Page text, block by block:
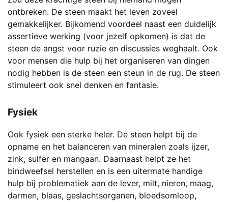
ontbreken. De steen maakt het leven zoveel
gemakkelijker. Bijkomend voordeel naast een duidelijk
assertieve werking (voor jezelf opkomen) is dat de
steen de angst voor ruzie en discussies weghaalt. Ook
voor mensen die hulp bij het organiseren van dingen
nodig hebben is de steen een steun in de rug. De steen
stimuleert ook snel denken en fantasie.
Fysiek
Ook fysiek een sterke heler. De steen helpt bij de
opname en het balanceren van mineralen zoals ijzer,
zink, sulfer en mangaan. Daarnaast helpt ze het
bindweefsel herstellen en is een uitermate handige
hulp bij problematiek aan de lever, milt, nieren, maag,
darmen, blaas, geslachtsorganen, bloedsomloop,